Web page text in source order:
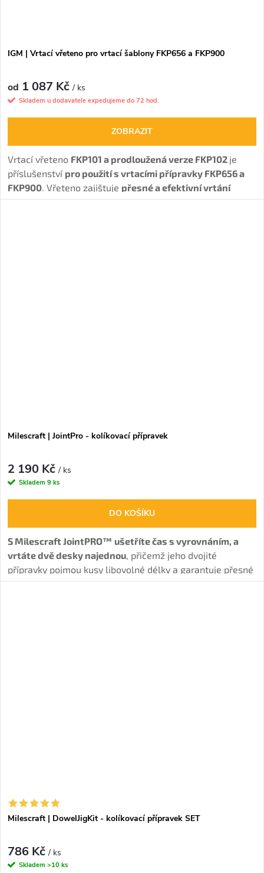
IGM | Vrtací vřeteno pro vrtací šablony FKP656 a FKP900
od 1 087 Kč/ ks
Skladem u dodavatele expedujeme do 72 hod.
ZOBRAZIT
Vrtací vřeteno FKP101 a prodloužená verze FKP102 je
příslušenství pro použití s vrtacími přípravky FKP656 a
FKP900 Vřeteno zajištuje přesné a efektivní vrtání
otvorů pro kolíky a konfirmátyv nábytkářské výrobě.
Milescraft | JointPro - kolíkovací přípravek
2 190 Kč/ ks
Skladem 9 ks
DO KOŠÍKU
S Milescraft JointPRO™ ušetříte čas s vyrovnáním, a
vrtáte dvě desky najednou, přičemž jeho dvojité
přípravky pojmou kusy libovolné délky a garantuje přesné
spoje.
Milescraft | DowelJigKit - kolíkovací přípravek SET
786 Kč/ ks
Skladem >10 ks